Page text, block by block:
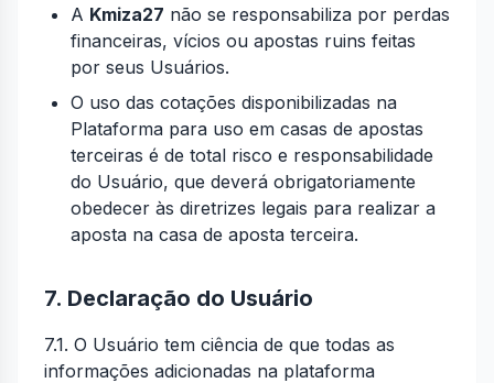
A Kmiza27 não se responsabiliza por perdas
financeiras, vícios ou apostas ruins feitas
por seus Usuários.
O uso das cotações disponibilizadas na
Plataforma para uso em casas de apostas
terceiras é de total risco e responsabilidade
do Usuário, que deverá obrigatoriamente
obedecer às diretrizes legais para realizar a
aposta na casa de aposta terceira.
7. Declaração do Usuário
7.1. O Usuário tem ciência de que todas as
informações adicionadas na plataforma